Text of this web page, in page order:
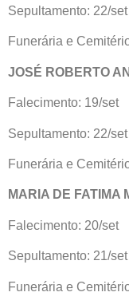
Sepultamento: 22/set
Funerária e
JOSÉ ROBERTO
Falecimento: 19/set
Sepultamento: 22/set
Funerária e
MARIA DE FATIMA
Falecimento: 20/set
Sepultamento: 21/set
Funerária e